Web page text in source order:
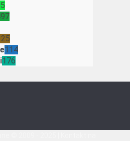
114
176